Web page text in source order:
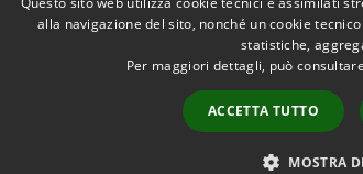
alla navigazione del sito, nonché un cookie
statistiche,
Per maggiori dettagli, può
ACCETTA TUTTO
MOSTRA